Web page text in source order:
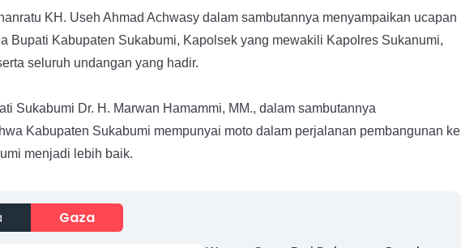
KH. Useh Ahmad Achwasy dalam sambutannya menyampaikan ucapan
Bupati Kabupaten Sukabumi, Kapolsek yang mewakili Kapolres Sukanumi,
seluruh undangan yang hadir.
Sukabumi Dr. H. Marwan Hamammi, MM., dalam sambutannya
Kabupaten Sukabumi mempunyai moto dalam perjalanan pembangunan ke
menjadi lebih baik.
Gaza